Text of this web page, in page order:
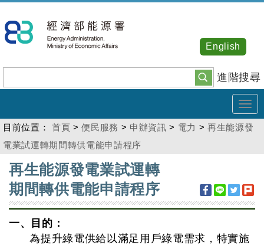
到
主
內
容
進階搜尋
English
目前位置： 首頁 >便民服務 > 申辦資訊 > 電力 >再生能源發
電業試運轉期間轉供電能申請程序
:::
再生能源發電業試運轉
期間轉供電能申請程序
一、目的：
為提升綠電供給以滿足用戶綠電需求，特實施